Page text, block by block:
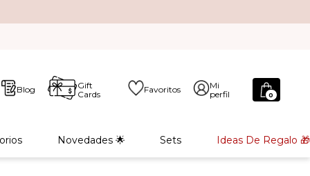
Blog
Gift
Cards
Favoritos
Mi
perfil
0
Novedades 🌟 Sets Ideas De Regalo 🎁